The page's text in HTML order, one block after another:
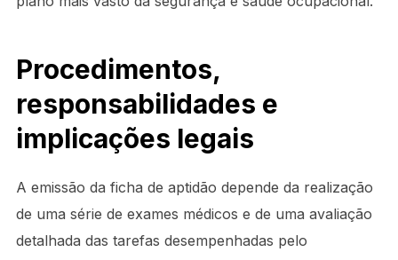
Procedimentos,
responsabilidades e
implicações legais
A emissão da ficha de aptidão depende da realização
de uma série de exames médicos e de uma avaliação
detalhada das tarefas desempenhadas pelo